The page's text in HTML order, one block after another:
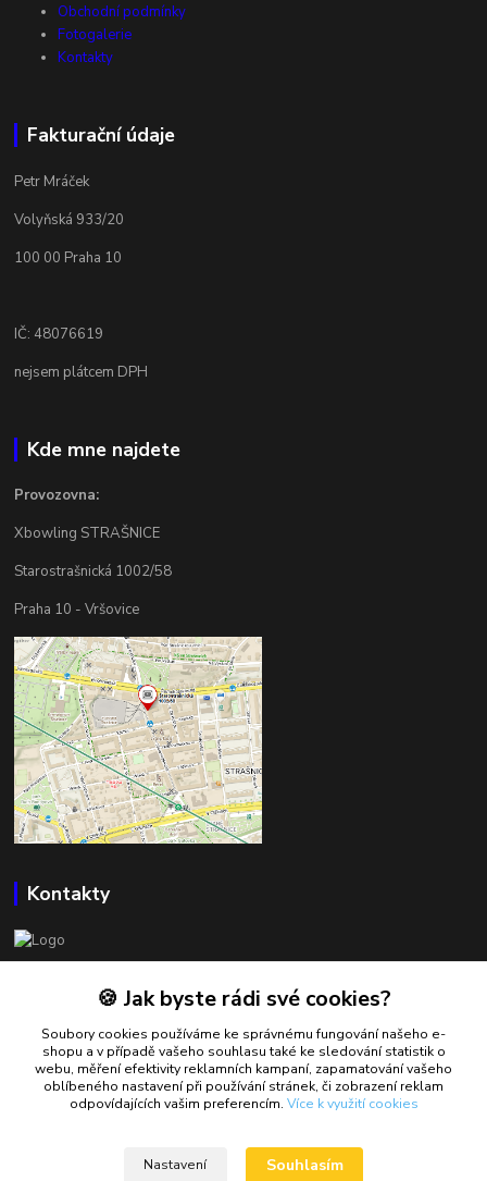
Obchodní podmínky
Fotogalerie
Kontakty
Fakturační údaje
Petr Mráček
Volyňská 933/20
100 00 Praha 10
IČ: 48076619
nejsem plátcem DPH
Kde mne najdete
Provozovna:
Xbowling STRAŠNICE
Starostrašnická 1002/58
Praha 10 - Vršovice
Kontakty
Petr Mráček
+420 602 549 946
petrmracek@bowlshop.cz
🍪 Jak byste rádi své cookies?
Soubory cookies používáme ke správnému fungování našeho e-
shopu a v případě vašeho souhlasu také ke sledování statistik o
webu, měření efektivity reklamních kampaní, zapamatování vašeho
oblíbeného nastavení při používání stránek, či zobrazení reklam
odpovídajících vašim preferencím. Více k využití cookies
Nastavení Souhlasím